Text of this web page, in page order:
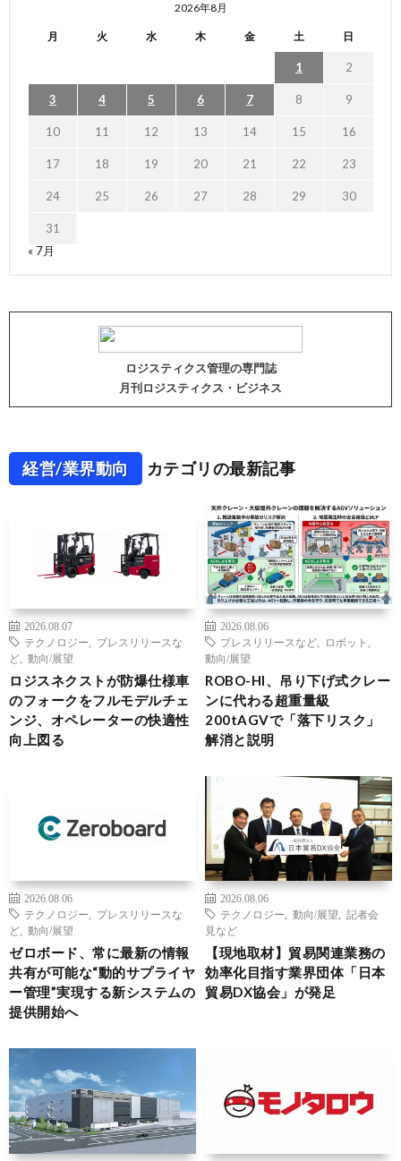
2026年8月
月 火 水 木 金 土 日
1 2
3 4 5 6 7 8 9
10 11 12 13 14 15 16
17 18 19 20 21 22 23
24 25 26 27 28 29 30
31
« 7月
ロジスティクス管理の専門誌
月刊ロジスティクス・ビジネス
経営/業界動向 カテゴリの最新記事
2026.08.07
テクノロジー
プレスリリースな
ど
動向/展望
ロジスネクストが防爆仕様車
のフォークをフルモデルチェ
ンジ、オペレーターの快適性
向上図る
2026.08.06
プレスリリースなど
ロボット
動向/展望
ROBO-HI、吊り下げ式クレー
ンに代わる超重量級
200tAGVで「落下リスク」
解消と説明
2026.08.06
テクノロジー
プレスリリースな
ど
動向/展望
ゼロボード、常に最新の情報
共有が可能な“動的サプライヤ
ー管理”実現する新システムの
提供開始へ
2026.08.06
テクノロジー
動向/展望
記者会
見など
【現地取材】貿易関連業務の
効率化目指す業界団体「日本
貿易DX協会」が発足